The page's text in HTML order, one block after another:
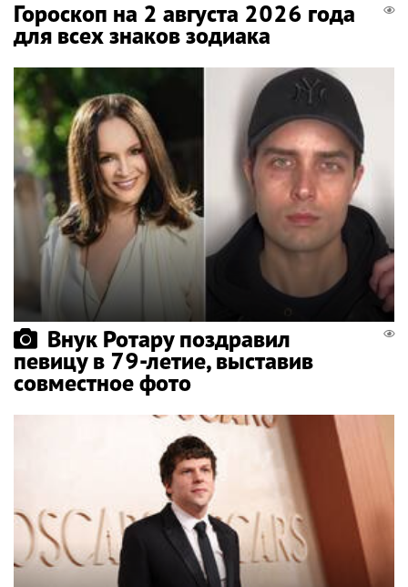
Гороскоп на 2 августа 2026 года
для всех знаков зодиака
Внук Ротару поздравил
певицу в 79-летие, выставив
совместное фото